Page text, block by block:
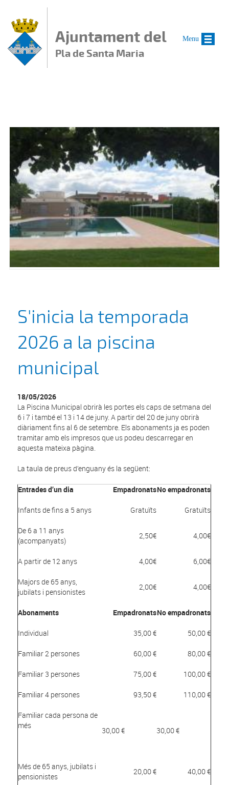
Ajuntament del
Pla de Santa Maria
S'inicia la temporada
2026 a la piscina
municipal
18/05/2026
La Piscina Municipal obrirà les portes els caps de setmana del
6 i 7 i també el 13 i 14 de juny. A partir del 20 de juny obrirà
diàriament fins al 6 de setembre. Els abonaments ja es poden
tramitar amb els impresos que us podeu descarregar en
aquesta mateixa pàgina.
La taula de preus d’enguany és la següent:
Entrades d’un dia EmpadronatsNo empadronats
Infants de fins a 5 anys Gratuïts Gratuïts
De 6 a 11 anys
(acompanyats)
2,50€ 4,00€
A partir de 12 anys 4,00€ 6,00€
Majors de 65 anys,
jubilats i pensionistes
2,00€ 4,00€
Abonaments EmpadronatsNo empadronats
Individual 35,00 € 50,00 €
Familiar 2 persones 60,00 € 80,00 €
Familiar 3 persones 75,00 € 100,00 €
Familiar 4 persones 93,50 € 110,00 €
Familiar cada persona de
més
30,00 € 30,00 €
Més de 65 anys, jubilats i
pensionistes
20,00 € 40,00 €
Menu